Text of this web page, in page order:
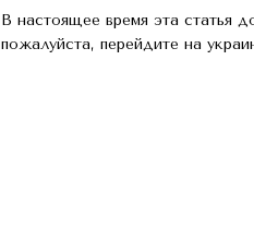
В настоящее время эта статья
пожалуйста, перейдите на